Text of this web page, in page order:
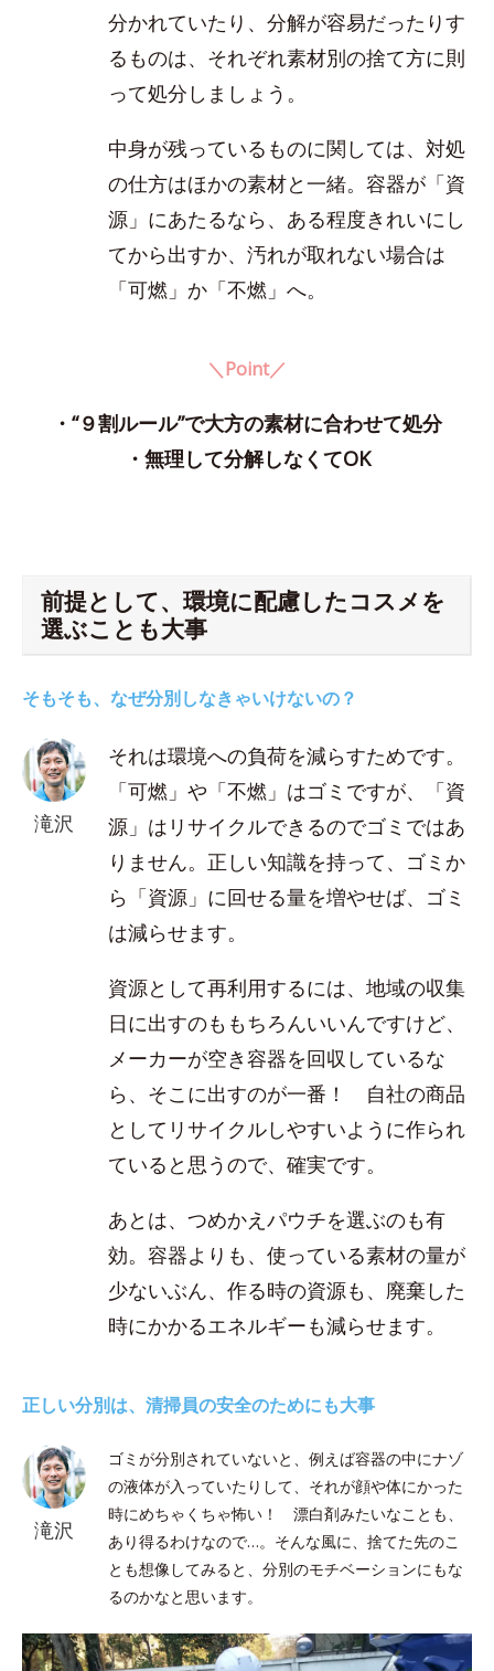
分かれていたり、分解が容易だったりす
るものは、それぞれ素材別の捨て方に則
って処分しましょう。
中身が残っているものに関しては、対処
の仕方はほかの素材と一緒。容器が「資
源」にあたるなら、ある程度きれいにし
てから出すか、汚れが取れない場合は
「可燃」か「不燃」へ。
＼Point／
・“９割ルール”で大方の素材に合わせて処分
・無理して分解しなくてOK
前提として、環境に配慮したコスメを
選ぶことも大事
そもそも、なぜ分別しなきゃいけないの？
滝沢
それは環境への負荷を減らすためです。
「可燃」や「不燃」はゴミですが、「資
源」はリサイクルできるのでゴミではあ
りません。正しい知識を持って、ゴミか
ら「資源」に回せる量を増やせば、ゴミ
は減らせます。
資源として再利用するには、地域の収集
日に出すのももちろんいいんですけど、
メーカーが空き容器を回収しているな
ら、そこに出すのが一番！ 自社の商品
としてリサイクルしやすいように作られ
ていると思うので、確実です。
あとは、つめかえパウチを選ぶのも有
効。容器よりも、使っている素材の量が
少ないぶん、作る時の資源も、廃棄した
時にかかるエネルギーも減らせます。
正しい分別は、清掃員の安全のためにも大事
滝沢
ゴミが分別されていないと、例えば容器の中にナゾ
の液体が入っていたりして、それが顔や体にかった
時にめちゃくちゃ怖い！ 漂白剤みたいなことも、
あり得るわけなので…。そんな風に、捨てた先のこ
とも想像してみると、分別のモチベーションにもな
るのかなと思います。